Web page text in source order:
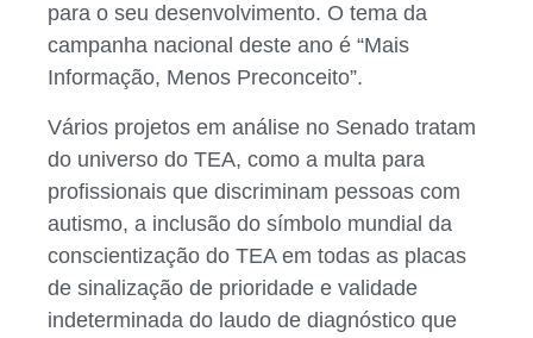
para o seu desenvolvimento. O tema da
campanha nacional deste ano é “Mais
Informação, Menos Preconceito”.
Vários projetos em análise no Senado tratam
do universo do TEA, como a multa para
profissionais que discriminam pessoas com
autismo, a inclusão do símbolo mundial da
conscientização do TEA em todas as placas
de sinalização de prioridade e validade
indeterminada do laudo de diagnóstico que